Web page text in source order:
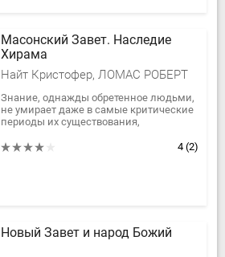
Масонский Завет. Наследие
Хирама
Найт Кристофер, ЛОМАС РОБЕРТ
Знание, однажды обретенное людьми,
не умирает даже в самые критические
периоды их существования,
поколение вместе с мифами,
4 (2)
Новый Завет и народ Божий